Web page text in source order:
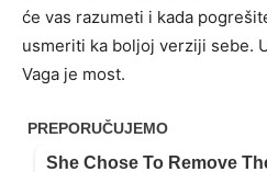
će vas razumeti i kada
usmeriti ka boljoj verziji sebe.
Vaga je most.